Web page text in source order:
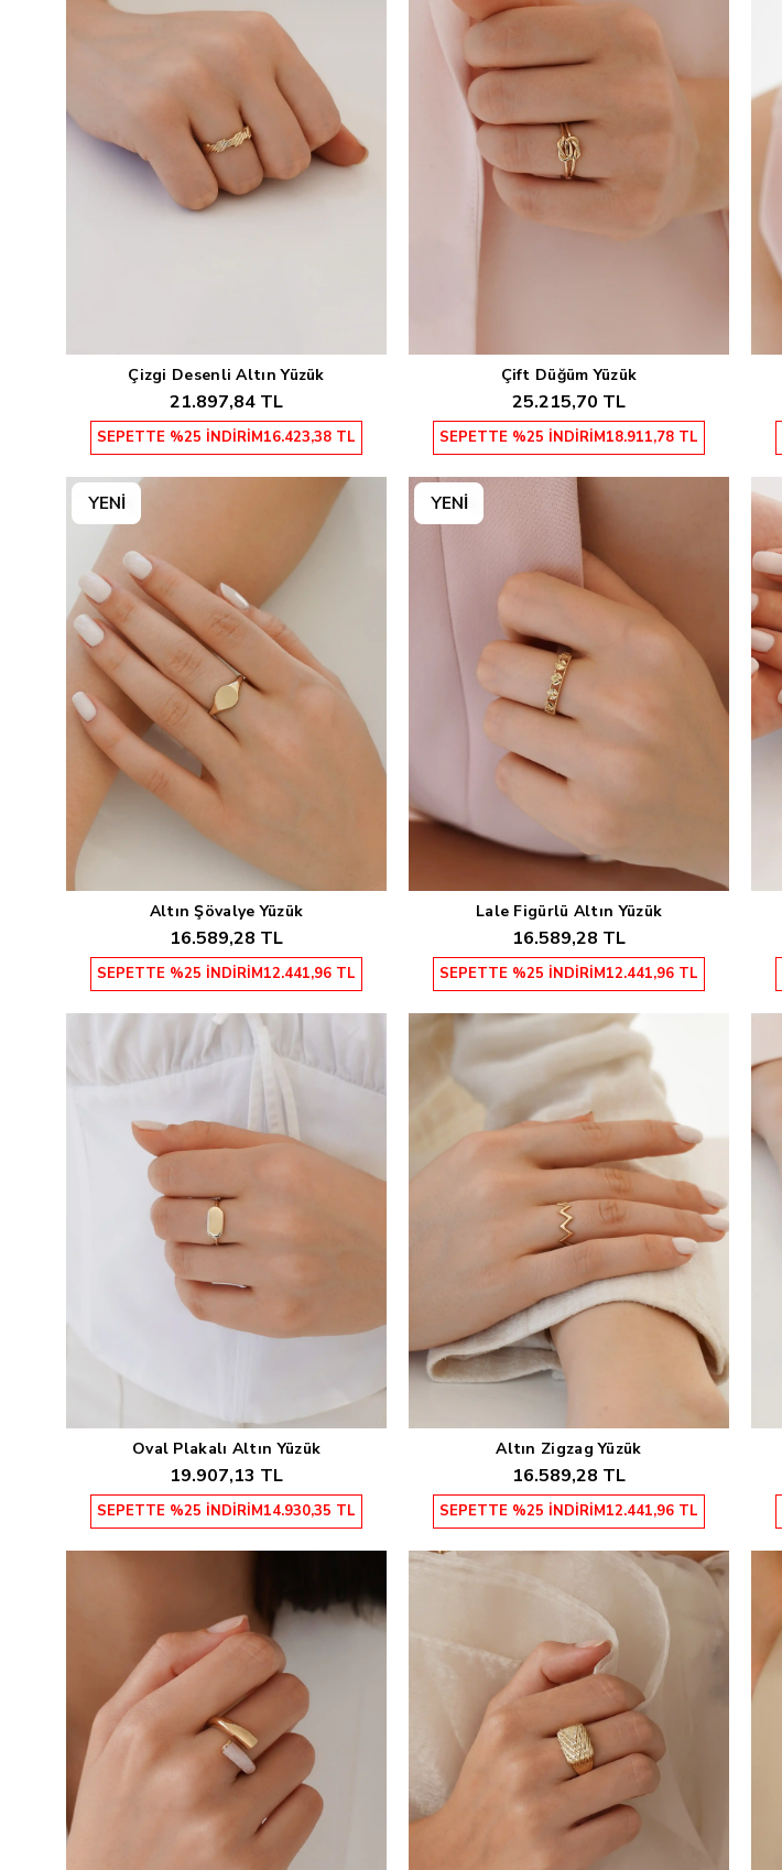
Sepete Ekle
Çizgi Desenli Altın Yüzük
21.897,84 TL
SEPETTE %25 İNDİRİM16.423,38 TL
Sepete Ekle
Çift Düğüm Yüzük
25.215,70 TL
SEPETTE %25 İNDİRİM18.911,78 TL
Sepete Ekle
Altın Şövalye Yüzük
16.589,28 TL
SEPETTE %25 İNDİRİM12.441,96 TL
Sepete Ekle
Lale Figürlü Altın Yüzük
16.589,28 TL
SEPETTE %25 İNDİRİM12.441,96 TL
Sepete Ekle
Oval Plakalı Altın Yüzük
19.907,13 TL
SEPETTE %25 İNDİRİM14.930,35 TL
Sepete Ekle
Altın Zigzag Yüzük
16.589,28 TL
SEPETTE %25 İNDİRİM12.441,96 TL